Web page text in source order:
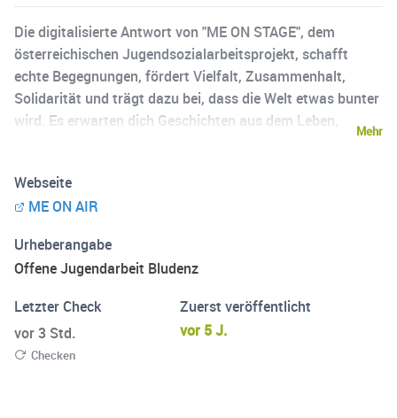
Die digitalisierte Antwort von "ME ON STAGE", dem
österreichischen Jugendsozialarbeitsprojekt, schafft
echte Begegnungen, fördert Vielfalt, Zusammenhalt,
Solidarität und trägt dazu bei, dass die Welt etwas bunter
wird. Es erwarten dich Geschichten aus dem Leben,
Bludenz - Villa K. Hier kommen neben interessanten
Persönlichkeiten und Freigeistern auch Jugendliche zu
Mehr
Webseite
ME ON AIR
Urheberangabe
Offene Jugendarbeit Bludenz
Letzter Check
vor 3 Std.
Checken
Zuerst veröffentlicht
vor 5 J.